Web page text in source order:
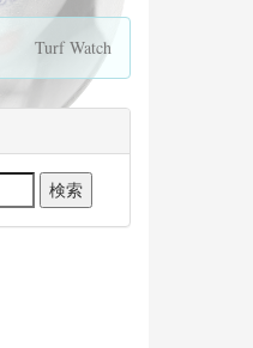
Turf Watch